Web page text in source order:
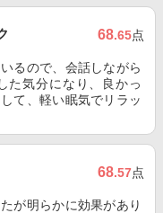
68.65点
るので、会話しながら
た気分になり、良かっ
て、軽い眠気でリラッ
68.57点
が明らかに効果があり